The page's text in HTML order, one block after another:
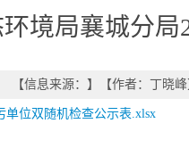
境局襄城分局
【信息来源： 】 【作者： 丁晓峰
单位双随机检查公示表.xlsx